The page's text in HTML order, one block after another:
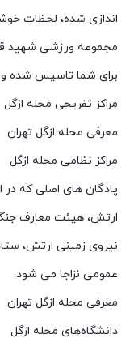
اندازی شده، لحظات
مجموعه ورزشی شهید
برای شما تاسیس شده و
مراکز تفریحی محله ازگل
معرفی محله ازگل تهران
مراکز نظامی محله ازگل
پادگان های اصلی که در
ارتش، هیئت معارف جنگ
نیروی زمینی ارتش،
عمومی نزاجا می شود.
معرفی محله ازگل تهران
دانشگاه‌های محله ازگل